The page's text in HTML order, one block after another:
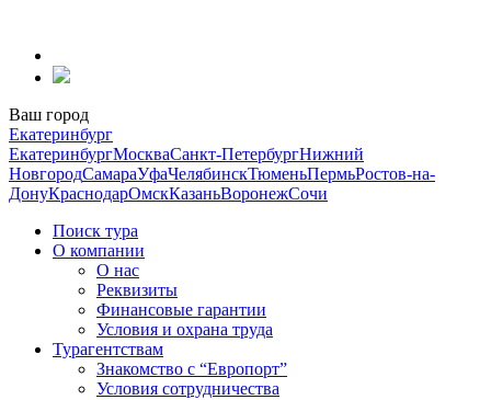
содержанию
Ваш город
Екатеринбург
ЕкатеринбургМоскваСанкт-ПетербургНижний
НовгородСамараУфаЧелябинскТюменьПермьРостов-на-
ДонуКраснодарОмскКазаньВоронежСочи
Поиск тура
О компании
О нас
Реквизиты
Финансовые гарантии
Условия и охрана труда
Турагентствам
Знакомство с “Европорт”
Условия сотрудничества